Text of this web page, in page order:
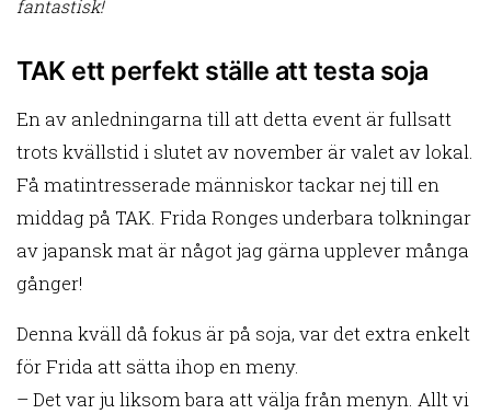
fantastisk!
TAK ett perfekt ställe att testa soja
En av anledningarna till att detta event är fullsatt
trots kvällstid i slutet av november är valet av lokal.
Få matintresserade människor tackar nej till en
middag på TAK. Frida Ronges underbara tolkningar
av japansk mat är något jag gärna upplever många
gånger!
Denna kväll då fokus är på soja, var det extra enkelt
för Frida att sätta ihop en meny.
– Det var ju liksom bara att välja från menyn. Allt vi